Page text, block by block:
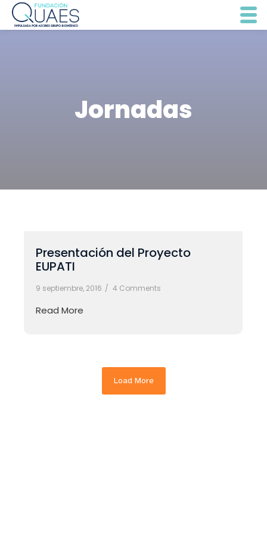
Jornadas
Presentación del Proyecto
EUPATI
9 septiembre, 2016 / 4 Comments
Read More
Load More